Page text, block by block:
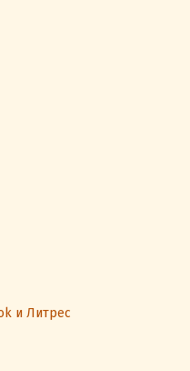
и Литрес